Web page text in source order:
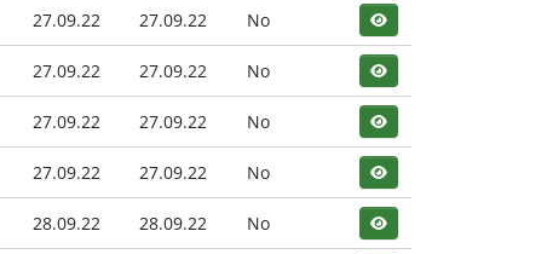
27.09.22 27.09.22 No
27.09.22 27.09.22 No
27.09.22 27.09.22 No
27.09.22 27.09.22 No
28.09.22 28.09.22 No